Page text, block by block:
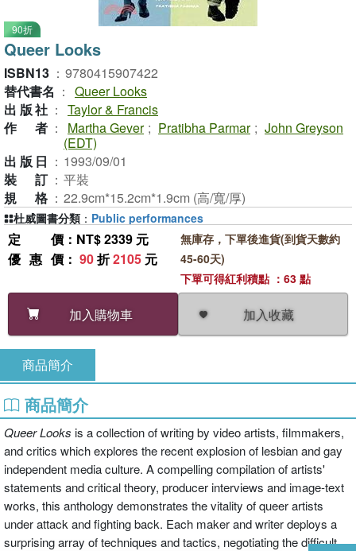
90折
Queer Looks
ISBN13 ： 9780415907422
替代書名 ： Queer Looks
出版社 ： Taylor & Francis
作者 ： Martha Gever ; Pratibha Parmar ; John Greyson
(EDT)
出版日 ： 1993/09/01
裝訂 ： 平裝
規格 ： 22.9cm*15.2cm*1.9cm (高/寬/厚)
定價 ：NT$ 2339 元
優惠價 ： 90折2105 元
加入購物車 加入收藏
無庫存，下單後進貨(到貨天數約
45-60天)
下單可得紅利積點 ：63 點
杜威圖書分類 ： Public performances
商品簡介
商品簡介
Queer Looks is a collection of writing by video artists, filmmakers,
and critics which explores the recent explosion of lesbian and gay
independent media culture. A compelling compilation of artists'
statements and critical theory, producer interviews and image-text
works, this anthology demonstrates the vitality of queer artists
under attack and fighting back. Each maker and writer deploys a
surprising array of techniques and tactics, negotiating the difficult